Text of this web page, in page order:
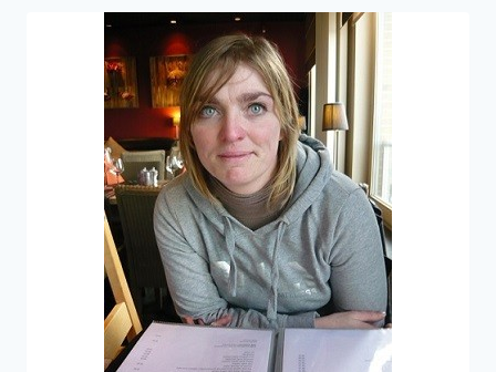
(HSK),
RECONNAISSABLE
?